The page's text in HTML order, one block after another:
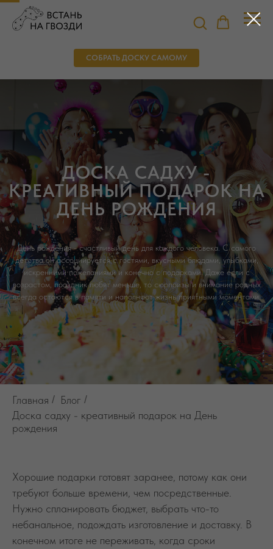
СОБРАТЬ ДОСКУ САМОМУ
ДОСКА САДХУ -
КРЕАТИВНЫЙ ПОДАРОК НА
ДЕНЬ РОЖДЕНИЯ
День рождения - счастливый день для каждого человека. С самого
детства он ассоциируется с гостями, вкусными блюдами, улыбками,
искренними пожеланиями и конечно с подарками. Даже если с
возрастом, праздник любят меньше, то сюрпризы и внимание родных
всегда остаются в памяти и наполняют жизнь приятными моментами.
Главная / Блог /
Доска садху - креативный подарок на День
рождения
Хорошие подарки готовят заранее, потому как они
требуют больше времени, чем посредственные.
Нужно спланировать бюджет, выбрать что-то
небанальное, подождать изготовление и доставку. В
конечном итоге не переживать, когда сроки